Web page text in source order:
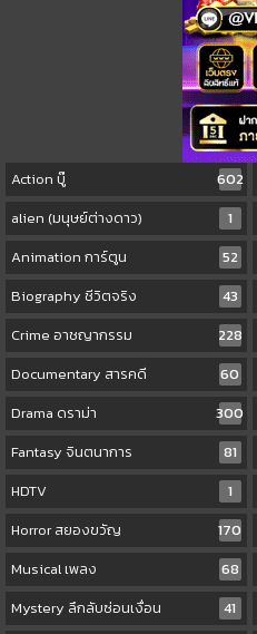
Action บู๊ 602
alien (มนุษย์ต่างดาว)
1
Animation การ์ตูน
52
Biography ชีวิตจริง
43
Crime อาชญากรรม
228
Documentary สารคดี
60
Drama ดราม่า
300
Fantasy จินตนาการ
81
HDTV
1
Horror สยองขวัญ
170
Musical เพลง
68
Mystery ลึกลับซ่อนเงื่อน
41